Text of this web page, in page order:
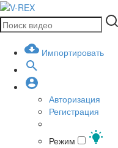
Импортировать
Авторизация
Регистрация
Режим